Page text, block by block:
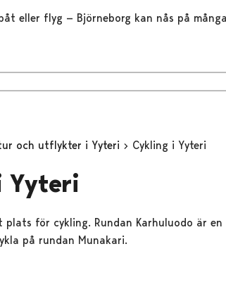
eller flyg — Björneborg kan nås på
och utflykter i Yyteri Cykling i Yyteri
Yyteri
för cykling. Rundan Karhuluodo är
på rundan Munakari.